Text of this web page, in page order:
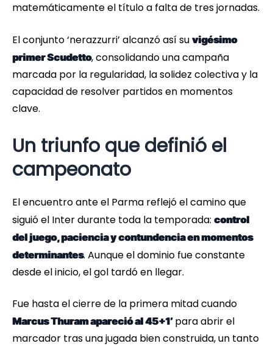
matemáticamente el título a falta de tres jornadas.
El conjunto ‘nerazzurri’ alcanzó así su vigésimo
primer Scudetto, consolidando una campaña
marcada por la regularidad, la solidez colectiva y la
capacidad de resolver partidos en momentos
clave.
Un triunfo que definió el
campeonato
El encuentro ante el Parma reflejó el camino que
siguió el Inter durante toda la temporada: control
del juego, paciencia y contundencia en momentos
determinantes. Aunque el dominio fue constante
desde el inicio, el gol tardó en llegar.
Fue hasta el cierre de la primera mitad cuando
Marcus Thuram apareció al 45+1’para abrir el
marcador tras una jugada bien construida, un tanto